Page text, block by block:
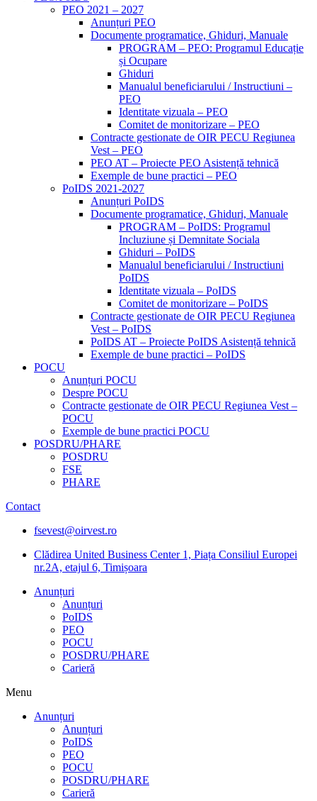
PEO 2021 – 2027
Anunțuri PEO
Documente programatice, Ghiduri, Manuale
PROGRAM – PEO: Programul Educație
și Ocupare
Ghiduri
Manualul beneficiarului / Instructiuni –
PEO
Identitate vizuala – PEO
Comitet de monitorizare – PEO
Contracte gestionate de OIR PECU Regiunea
Vest – PEO
PEO AT – Proiecte PEO Asistență tehnică
Exemple de bune practici – PEO
PoIDS 2021-2027
Anunțuri PoIDS
Documente programatice, Ghiduri, Manuale
PROGRAM – PoIDS: Programul
Incluziune și Demnitate Sociala
Ghiduri – PoIDS
Manualul beneficiarului / Instructiuni
PoIDS
Identitate vizuala – PoIDS
Comitet de monitorizare – PoIDS
Contracte gestionate de OIR PECU Regiunea
Vest – PoIDS
PoIDS AT – Proiecte PoIDS Asistență tehnică
Exemple de bune practici – PoIDS
POCU
Anunțuri POCU
Despre POCU
Contracte gestionate de OIR PECU Regiunea Vest –
POCU
Exemple de bune practici POCU
POSDRU/PHARE
POSDRU
FSE
PHARE
Contact
fsevest@oirvest.ro
Clădirea United Business Center 1, Piața Consiliul Europei
nr.2A, etajul 6, Timișoara
Anunțuri
Anunțuri
PoIDS
PEO
POCU
POSDRU/PHARE
Carieră
Menu
Anunțuri
Anunțuri
PoIDS
PEO
POCU
POSDRU/PHARE
Carieră